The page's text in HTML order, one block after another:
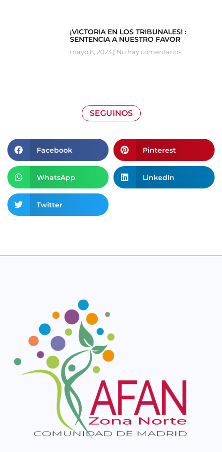
¡VICTORIA EN LOS TRIBUNALES! :
SENTENCIA A NUESTRO FAVOR
mayo 8, 2023 No hay comentarios
SEGUINOS
Facebook Pinterest
WhatsApp LinkedIn
Twitter